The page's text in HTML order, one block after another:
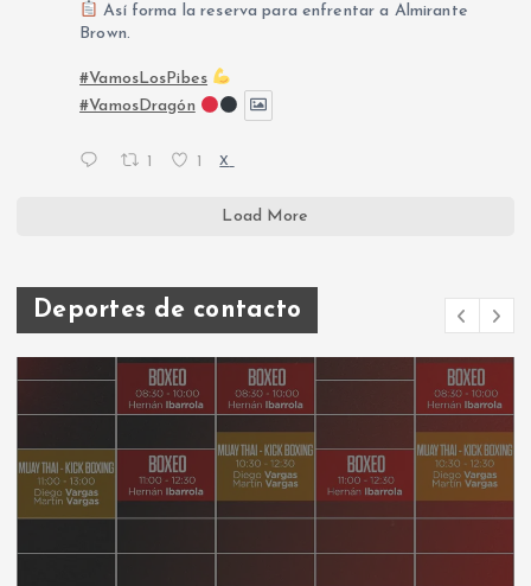
Así forma la reserva para enfrentar a Almirante
Brown.
#VamosLosPibes
#VamosDragón
X
Load More
Deportes de contacto